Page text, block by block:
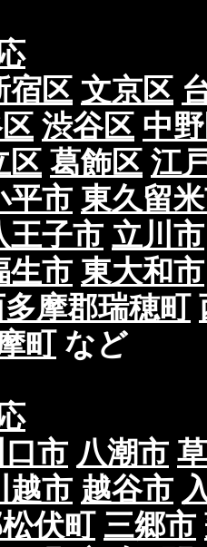
宿区 文京区
渋谷区 中
区 葛飾区 江
平市 東久留
王子市 立川市
生市 東大和市
摩郡瑞穂町
町など
口市 八潮市
越市 越谷市
伏町 三郷市